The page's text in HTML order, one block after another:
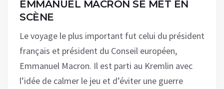
EMMANUEL MACRON SE MET EN
SCÈNE
Le voyage le plus important fut celui du président
français et président du Conseil européen,
Emmanuel Macron. Il est parti au Kremlin avec
l’idée de calmer le jeu et d’éviter une guerre